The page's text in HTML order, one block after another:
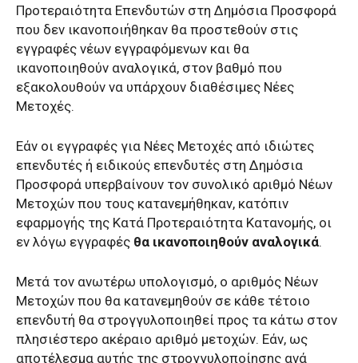
Προτεραιότητα Επενδυτών στη Δημόσια Προσφορά
που δεν ικανοποιήθηκαν θα προστεθούν στις
εγγραφές νέων εγγραφόμενων και θα
ικανοποιηθούν αναλογικά, στον βαθμό που
εξακολουθούν να υπάρχουν διαθέσιμες Νέες
Μετοχές.
Εάν οι εγγραφές για Νέες Μετοχές από ιδιώτες
επενδυτές ή ειδικούς επενδυτές στη Δημόσια
Προσφορά υπερβαίνουν τον συνολικό αριθμό Νέων
Μετοχών που τους κατανεμήθηκαν, κατόπιν
εφαρμογής της Κατά Προτεραιότητα Κατανομής, οι
εν λόγω εγγραφές θα ικανοποιηθούν αναλογικά.
Μετά τον ανωτέρω υπολογισμό, ο αριθμός Νέων
Μετοχών που θα κατανεμηθούν σε κάθε τέτοιο
επενδυτή θα στρογγυλοποιηθεί προς τα κάτω στον
πλησιέστερο ακέραιο αριθμό μετοχών. Εάν, ως
αποτέλεσμα αυτής της στρογγυλοποίησης ανά